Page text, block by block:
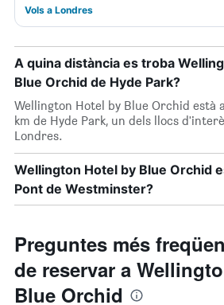
Vols a Londres
A quina distància es troba
Blue Orchid de Hyde Park?
Wellington Hotel by Blue Orchid està
km de Hyde Park, un dels llocs
Londres.
Wellington Hotel by Blue Orchid
Pont de Westminster?
Preguntes més
de reservar a
Blue Orchid